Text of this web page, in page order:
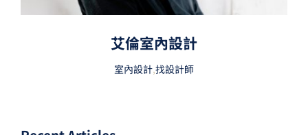
艾倫室內設計
室內設計,找設計師